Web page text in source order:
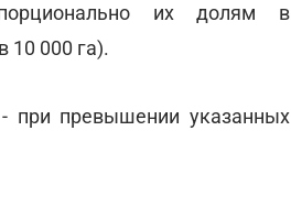
их долям в
10 000 га).
при превышении указанных